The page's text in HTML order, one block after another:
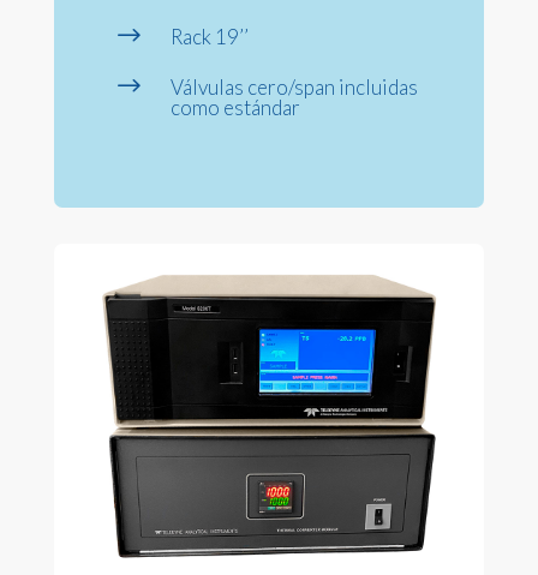
$ Rack 19’’
$
Válvulas cero/span incluidas
como estándar